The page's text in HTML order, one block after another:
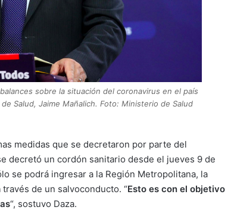
sobre la situación del coronavirus en el país
Salud, Jaime Mañalich. Foto: Ministerio de Salud
medidas que se decretaron por parte del
decretó un cordón sanitario desde el jueves 9 de
se podrá ingresar a la Región Metropolitana, la
de un salvoconducto. “Esto es con el objetivo
“, sostuvo Daza.